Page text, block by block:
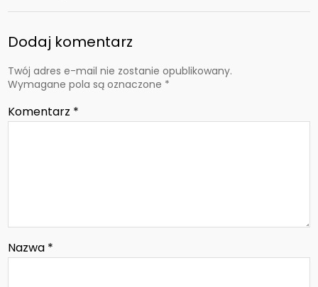
Dodaj komentarz
Twój adres e-mail nie zostanie opublikowany.
Wymagane pola są oznaczone *
Komentarz *
Nazwa *